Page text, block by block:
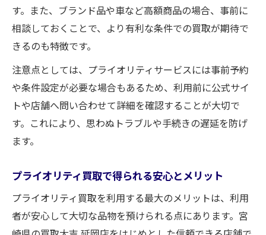
す。また、ブランド品や車など高額商品の場合、事前に
相談しておくことで、より有利な条件での買取が期待で
きるのも特徴です。
注意点としては、プライオリティサービスには事前予約
や条件設定が必要な場合もあるため、利用前に公式サイ
トや店舗へ問い合わせて詳細を確認することが大切で
す。これにより、思わぬトラブルや手続きの遅延を防げ
ます。
プライオリティ買取で得られる安心とメリット
プライオリティ買取を利用する最大のメリットは、利用
者が安心して大切な品物を預けられる点にあります。宮